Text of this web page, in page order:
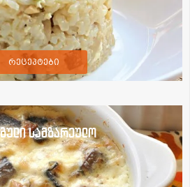
რეცეპტები
სამზარეულო